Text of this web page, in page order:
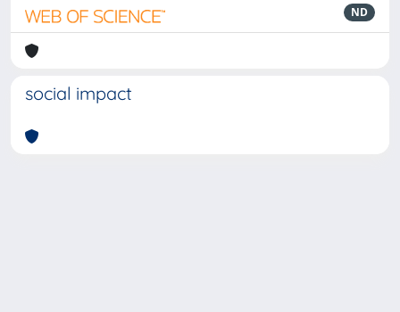
ND
social impact